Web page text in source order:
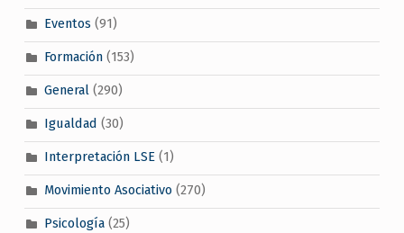
Eventos (91)
Formación(153)
General(290)
Igualdad (30)
Interpretación LSE(1)
Movimiento Asociativo (270)
Psicología(25)